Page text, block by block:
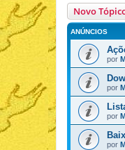
Novo
ANÚNCIOS
por
por
por
por